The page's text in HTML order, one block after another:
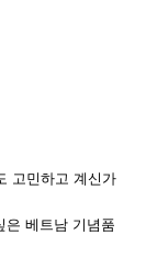
고민하고 계신가
은 베트남 기념품